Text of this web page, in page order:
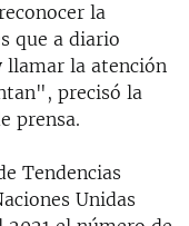
la
que a diario
llamar la atención
precisó la
prensa.
Tendencias
Unidas